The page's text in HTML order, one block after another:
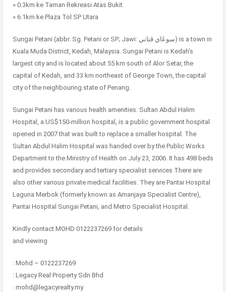
» 0.3km ke Taman Rekreasi Atas Bukit
» 6.1km ke Plaza Tol SP Utara
Sungai Petani (abbr. Sg. Petani or SP; Jawi: سوڠاي ڤتاني) is a town in
Kuala Muda District, Kedah, Malaysia. Sungai Petani is Kedah’s
largest city and is located about 55 km south of Alor Setar, the
capital of Kedah, and 33 km northeast of George Town, the capital
city of the neighbouring state of Penang.
Sungai Petani has various health amenities. Sultan Abdul Halim
Hospital, a US$150-million hospital, is a public government hospital
opened in 2007 that was built to replace a smaller hospital. The
Sultan Abdul Halim Hospital was handed over by the Public Works
Department to the Ministry of Health on July 23, 2006. It has 498 beds
and provides secondary and tertiary specialist services There are
also other various private medical facilities. They are Pantai Hospital
Laguna Merbok (formerly known as Amanjaya Specialist Centre),
Pantai Hospital Sungai Petani, and Metro Specialist Hospital.
Kindly contact MOHD 0122237269 for details
and viewing
: Mohd – 0122237269
: Legacy Real Property Sdn Bhd
: mohd@legacyrealty.my